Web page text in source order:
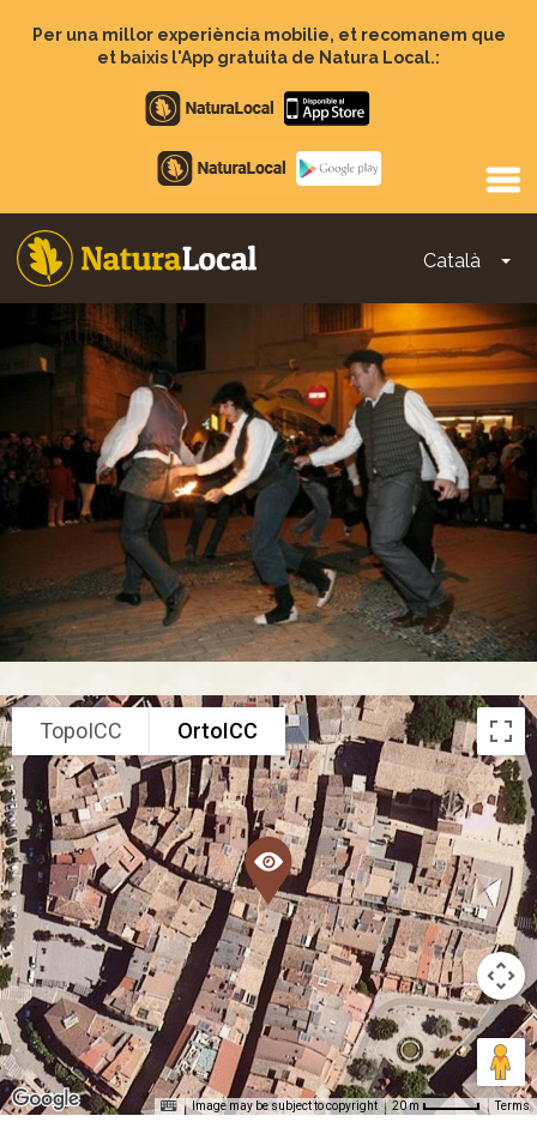
Per una millor experiència mobilie, et recomanem que
et baixis l'App gratuita de Natura Local.:
Apple
store
Google
Play
Català
Main
navigation
TopoICC OrtoICC
Image may be subject to copyright 20 m Terms